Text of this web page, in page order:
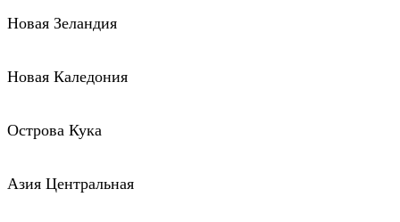
Новая Зеландия
Новая Каледония
Острова Кука
Азия Центральная